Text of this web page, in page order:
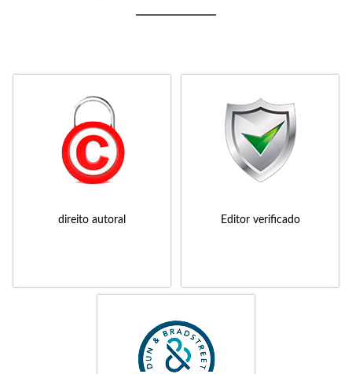
direito autoral Editor verificado